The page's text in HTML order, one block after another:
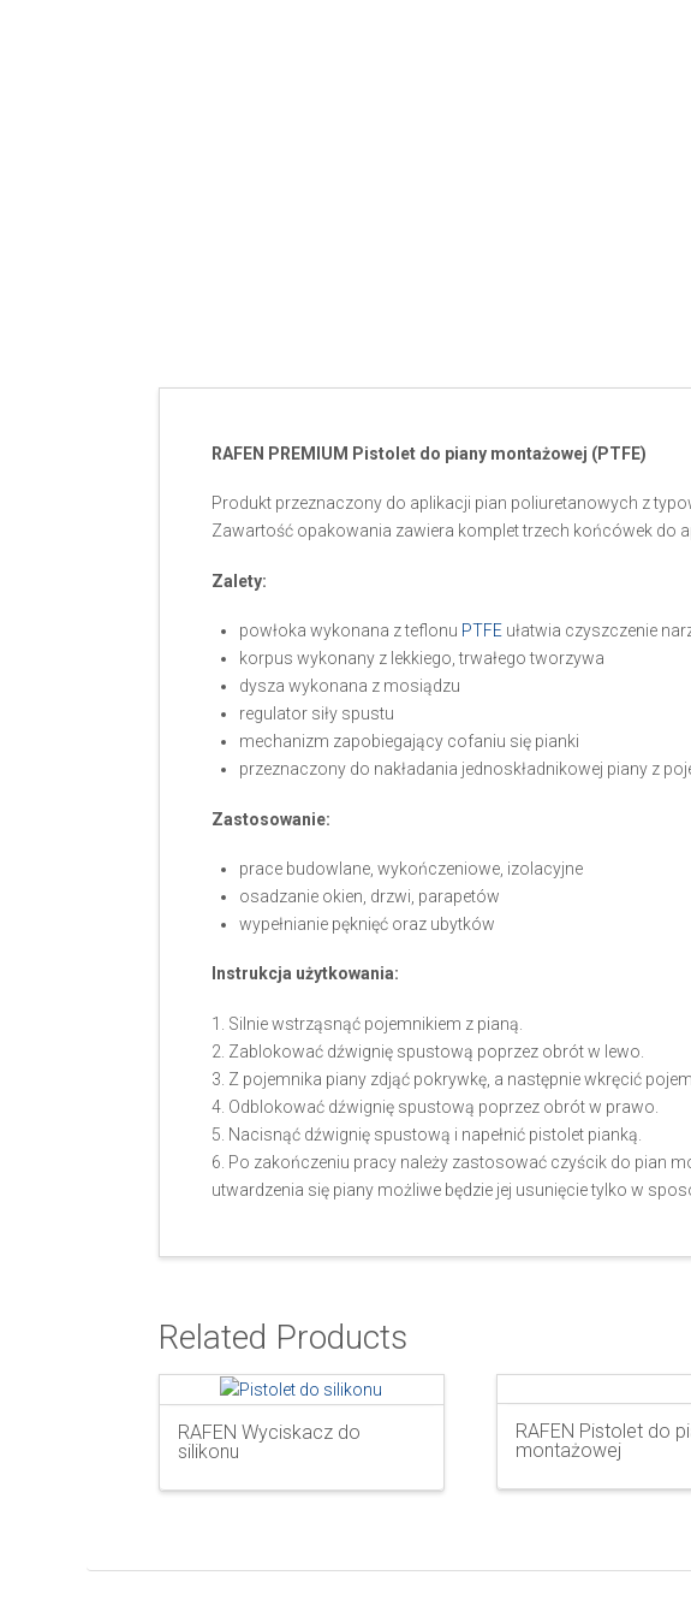
RAFEN PREMIUM Pistolet do piany montażowej (PTFE)
Produkt przeznaczony do aplikacji pian poliuretanowych z
Zawartość opakowania zawiera komplet trzech końcówek do
Zalety:
powłoka wykonana z teflonu PTFE ułatwia czyszczenie
korpus wykonany z lekkiego, trwałego tworzywa
dysza wykonana z mosiądzu
regulator siły spustu
mechanizm zapobiegający cofaniu się pianki
przeznaczony do nakładania jednoskładnikowej piany z
Zastosowanie:
prace budowlane, wykończeniowe, izolacyjne
osadzanie okien, drzwi, parapetów
wypełnianie pęknięć oraz ubytków
Instrukcja użytkowania:
1. Silnie wstrząsnąć pojemnikiem z pianą.
2. Zablokować dźwignię spustową poprzez obrót w lewo.
3. Z pojemnika piany zdjąć pokrywkę, a następnie wkręcić
4. Odblokować dźwignię spustową poprzez obrót w prawo.
5. Nacisnąć dźwignię spustową i napełnić pistolet pianką.
6. Po zakończeniu pracy należy zastosować czyścik do pian
utwardzenia się piany możliwe będzie jej usunięcie tylko w
Related Products
RAFEN Wyciskacz do
silikonu
RAFEN Pistolet do
montażowej